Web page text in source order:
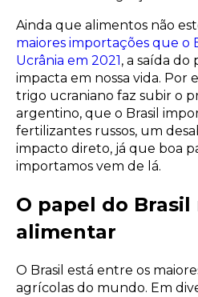
Ainda que alimentos não
maiores importações que o
Ucrânia em 2021 , a saída
impacta em nossa vida. Por
trigo ucraniano faz subir o
argentino, que o Brasil
fertilizantes russos, um
impacto direto, já que boa
importamos vem de lá.
O papel do
alimentar
O Brasil está entre os
agrícolas do mundo. Em